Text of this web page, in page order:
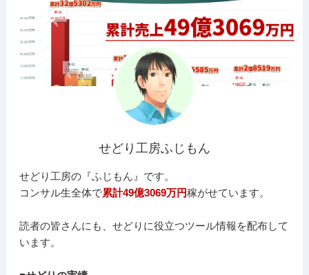
せどり工房ふじもん
せどり工房の『ふじもん』です。
コンサル生全体で累計49億3069万円稼がせています。
読者の皆さんにも、せどりに役立つツール情報を配布して
います。